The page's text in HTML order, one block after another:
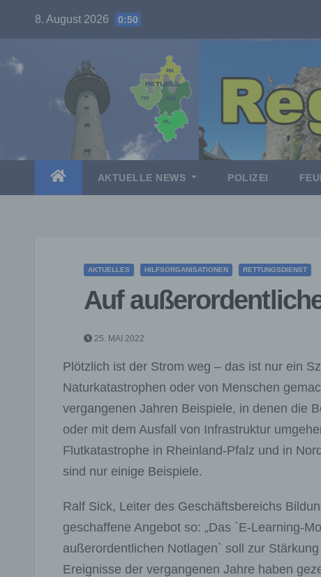
8. August 2026 0:50
AKTUELLE NEWS POLIZEI
AKTUELLES HILFSORGANISATIONEN RETTUNGSDIENST
Auf
25. MAI 2022
Plötzlich ist der Strom weg – das ist nur ein
Naturkatastrophen oder von Menschen
vergangenen Jahren Beispiele, in denen die
oder mit dem Ausfall von Infrastruktur
Flutkatastrophe in Rheinland-Pfalz und in
sind nur einige Beispiele.
Ralf Sick, Leiter des Geschäftsbereichs
geschaffene Angebot so: „Das `E-Learning-
außerordentlichen Notlagen` soll zur
Ereignisse der vergangenen Jahre haben